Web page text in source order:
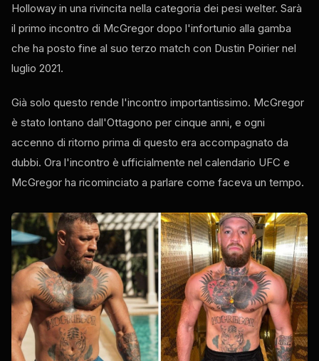
Holloway in una rivincita nella categoria dei pesi welter. Sarà
il primo incontro di McGregor dopo l'infortunio alla gamba
che ha posto fine al suo terzo match con Dustin Poirier nel
luglio 2021.
Già solo questo rende l'incontro importantissimo. McGregor
è stato lontano dall'Ottagono per cinque anni, e ogni
accenno di ritorno prima di questo era accompagnato da
dubbi. Ora l'incontro è ufficialmente nel calendario UFC e
McGregor ha ricominciato a parlare come faceva un tempo.